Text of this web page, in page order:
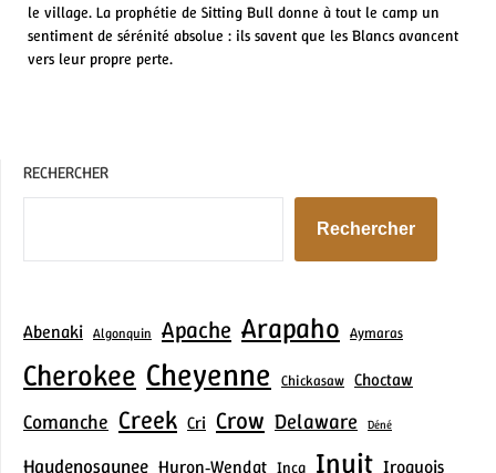
le village. La prophétie de Sitting Bull donne à tout le camp un
sentiment de sérénité absolue : ils savent que les Blancs avancent
vers leur propre perte.
RECHERCHER
Rechercher
Abenaki Algonquin Apache Arapaho Aymaras
Cherokee Cheyenne Chickasaw Choctaw
Comanche Creek Cri Crow Delaware Déné
Haudenosaunee Huron‑Wendat Inca Inuit Iroquois